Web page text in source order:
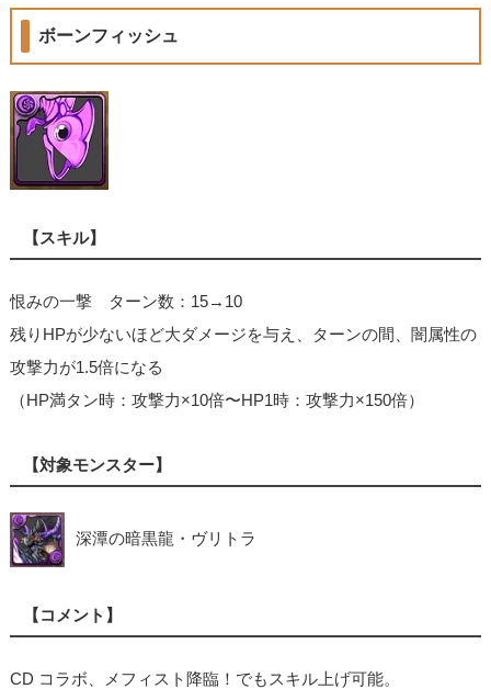
ボーンフィッシュ
【スキル】
恨みの一撃 ターン数：15→10
残りHPが少ないほど大ダメージを与え、ターンの間、闇属性の
攻撃力が1.5倍になる
（HP満タン時：攻撃力×10倍〜HP1時：攻撃力×150倍）
【対象モンスター】
深潭の暗黒龍・ヴリトラ
【コメント】
CD コラボ、メフィスト降臨！でもスキル上げ可能。